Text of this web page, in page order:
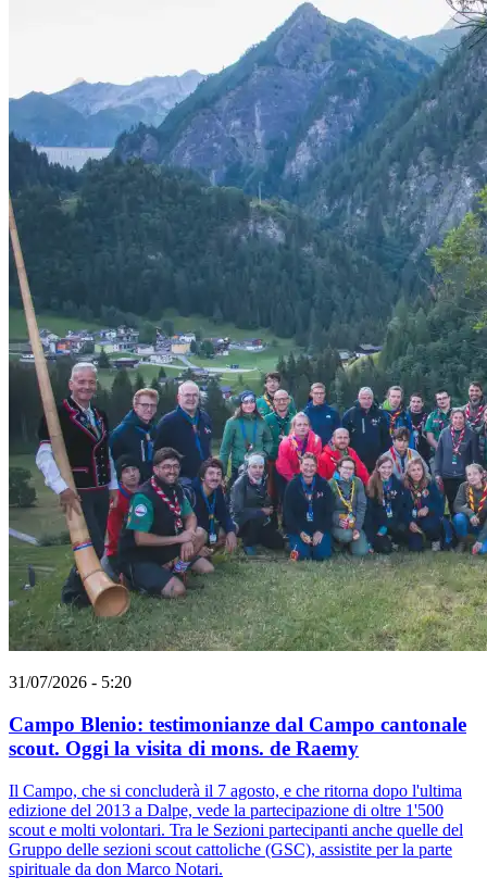
31/07/2026 - 5:20
Campo Blenio: testimonianze dal Campo cantonale
scout. Oggi la visita di mons. de Raemy
Il Campo, che si concluderà il 7 agosto, e che ritorna dopo l'ultima
edizione del 2013 a Dalpe, vede la partecipazione di oltre 1'500
scout e molti volontari. Tra le Sezioni partecipanti anche quelle del
Gruppo delle sezioni scout cattoliche (GSC), assistite per la parte
spirituale da don Marco Notari.